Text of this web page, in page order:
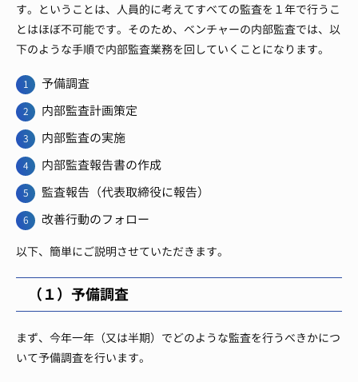
す。 ということは、人員的に考えてすべての監査を１年で行うこ
とはほぼ不可能です。 そのため、ベンチャーの内部監査では、以
下のような手順で内部監査業務を回していくことになります。
予備調査
内部監査計画策定
内部監査の実施
内部監査報告書の作成
監査報告（代表取締役に報告）
改善行動のフォロー
以下、簡単にご説明させていただきます。
（１）予備調査
まず、今年一年（又は半期）でどのような監査を行うべきかにつ
いて予備調査を行います。